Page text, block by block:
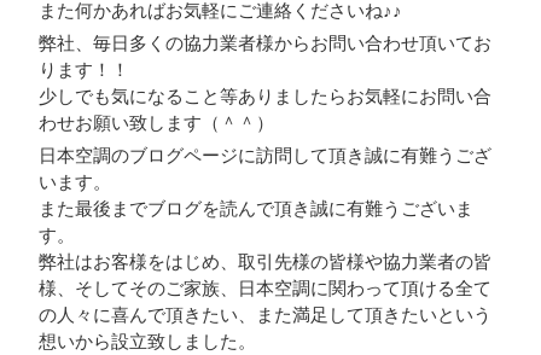
また何かあればお気軽にご連絡くださいね♪♪
弊社、毎日多くの協力業者様からお問い合わせ頂いてお
ります！！
少しでも気になること等ありましたらお気軽にお問い合
わせお願い致します（＾＾）
日本空調のブログページに訪問して頂き誠に有難うござ
います。
また最後までブログを読んで頂き誠に有難うございま
す。
弊社はお客様をはじめ、取引先様の皆様や協力業者の皆
様、そしてそのご家族、日本空調に関わって頂ける全て
の人々に喜んで頂きたい、また満足して頂きたいという
想いから設立致しました。